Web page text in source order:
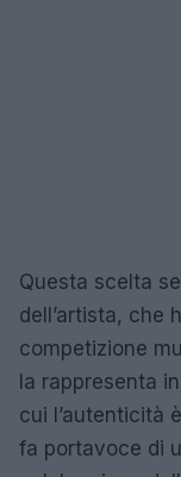
Questa scelta
dell’artista, che
competizione
la rappresenta
cui l’autenticità
fa portavoce di